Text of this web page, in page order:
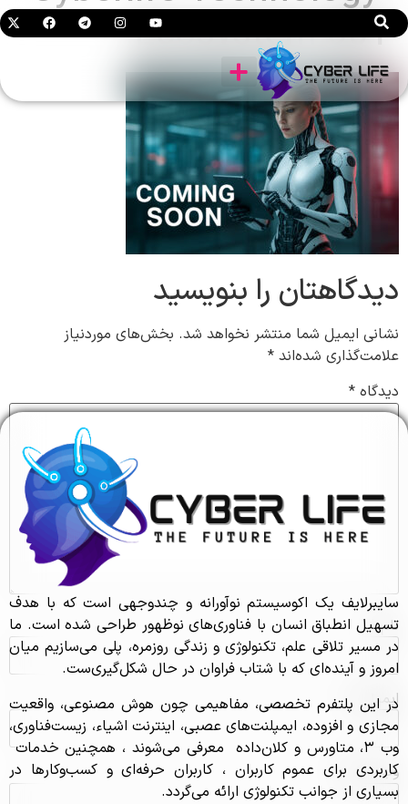
Ecosystem-001
دیدگاهتان را بنویسید
نشانی ایمیل شما منتشر نخواهد شد. بخش‌های موردنیاز
علامت‌گذاری شده‌اند *
دیدگاه *
نام*
ایمیل
وب‌ سایت
سایبرلایف یک اکوسیستم نوآورانه و چندوجهی است که با هدف
تسهیل انطباق انسان با فناوری‌های نوظهور طراحی شده است. ما
در مسیر تلاقی علم، تکنولوژی و زندگی روزمره، پلی می‌سازیم میان
امروز و آینده‌ای که با شتاب فراوان در حال شکل‌گیری‌ست.
در این پلتفرم تخصصی، مفاهیمی چون هوش مصنوعی، واقعیت
مجازی و افزوده، ایمپلنت‌های عصبی، اینترنت اشیاء، زیست‌فناوری،
وب ۳، متاورس و کلان‌داده معرفی می‌شوند ، همچنین خدمات
کاربردی برای عموم کاربران ، کاربران حرفه‌ای و کسب‌و‌کارها در
بسیاری از جوانب تکنولوژی ارائه می‌گردد.